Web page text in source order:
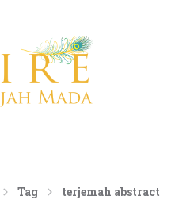
Komunikasi
Tag terjemah abstract